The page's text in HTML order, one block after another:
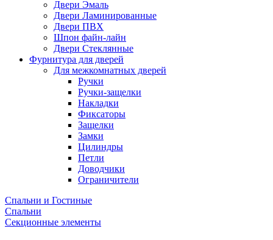
Двери Эмаль
Двери Ламинированные
Двери ПВХ
Шпон файн-лайн
Двери Стеклянные
Фурнитура для дверей
Для межкомнатных дверей
Ручки
Ручки-защелки
Накладки
Фиксаторы
Защелки
Замки
Цилиндры
Петли
Доводчики
Ограничители
Спальни и Гостиные
Спальни
Секционные элементы